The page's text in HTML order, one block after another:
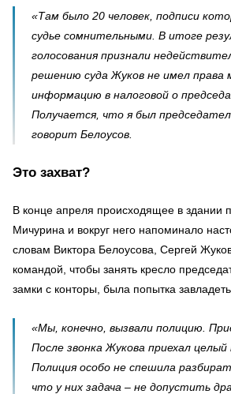
«Там было 20 человек, подписи
судье сомнительными. В итоге
голосования признали
решению суда Жуков не имел права
информацию в налоговой о
Получается, что я был
говорит Белоусов.
Это захват?
В конце апреля происходящее в здании
Мичурина и вокруг него напоминало
словам Виктора Белоусова, Сергей
командой, чтобы занять кресло
замки с конторы, была попытка
«Мы, конечно, вызвали полицию.
После звонка Жукова приехал целый
Полиция особо не спешила
что у них задача – не допустить